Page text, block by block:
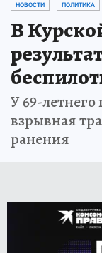
НОВОСТИ ПОЛИТИКА
В
У 69-
взрывная
ранения